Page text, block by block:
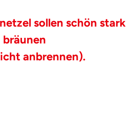
sollen schön stark
bräunen
anbrennen).